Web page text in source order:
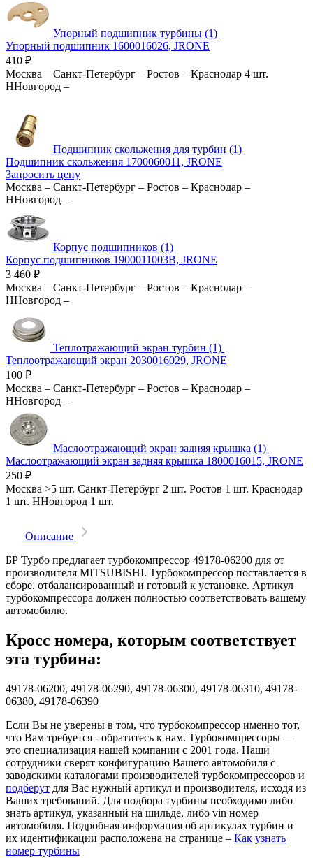
Упорный подшипник турбины (1)
Упорный подшипник 1600016026, JRONE
410 ₽
Москва – Санкт-Петербург – Ростов – Краснодар 4 шт.
ННовгород –
Подшипник скольжения для турбин (1)
Подшипник скольжения 1700060011, JRONE
Запросить цену
Москва – Санкт-Петербург – Ростов – Краснодар –
ННовгород –
Корпус подшипников (1)
Корпус подшипников 1900011003B, JRONE
3 460 ₽
Москва – Санкт-Петербург – Ростов – Краснодар –
ННовгород –
Теплотражающий экран турбин (1)
Теплоотражающий экран 2030016029, JRONE
100 ₽
Москва – Санкт-Петербург – Ростов – Краснодар –
ННовгород –
Маслоотражающий экран задняя крышка (1)
Маслоотражающий экран задняя крышка 1800016015, JRONE
250 ₽
Москва >5 шт. Санкт-Петербург 2 шт. Ростов 1 шт. Краснодар
1 шт. ННовгород 1 шт.
Описание
БР Турбо предлагает турбокомпрессор 49178-06200 для от
производителя MITSUBISHI. Турбокомпрессор поставляется в
сборе, отбалансированный и готовый к установке. Артикул
турбокомпрессора должен полностью соответствовать вашему
автомобилю.
Кросс номера, которым соответствует
эта турбина:
49178-06200, 49178-06290, 49178-06300, 49178-06310, 49178-
06380, 49178-06390
Если Вы не уверены в том, что турбокомпрессор именно тот,
что Вам требуется - обратитесь к нам. Турбокомпрессоры —
это специализация нашей компании с 2001 года. Наши
сотрудники сверят конфигурацию Вашего автомобиля с
заводскими каталогами производителей турбокомпрессоров и
подберут для Вас нужный артикул и производителя, исходя из
Ваших требований. Для подбора турбины необходимо либо
знать артикул, указанный на шильде, либо vin номер
автомобиля. Подробная информация об артикулах турбин и
их идентификации расположена на странице – Как узнать
номер турбины